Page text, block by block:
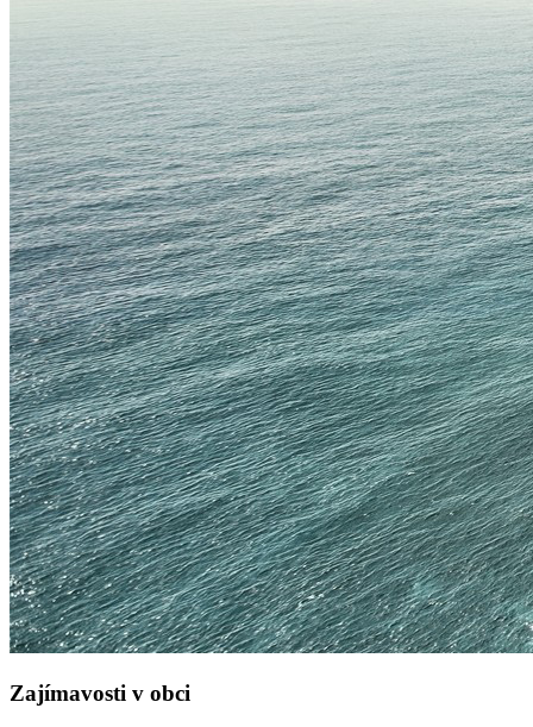
Zajímavosti v obci